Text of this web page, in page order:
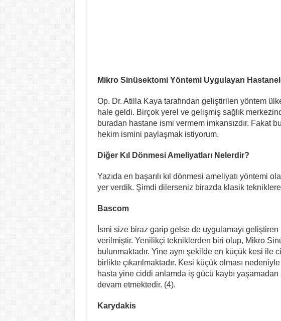
Mikro Sinüsektomi Yöntemi Uygulayan
Op. Dr. Atilla Kaya tarafından geliştirilen yöntem
hale geldi. Birçok yerel ve gelişmiş sağlık
buradan hastane ismi vermem imkansızdır. Fakat
hekim ismini paylaşmak istiyorum.
Diğer Kıl Dönmesi Ameliyatları Nelerdir?
Yazıda en başarılı kıl dönmesi ameliyatı yöntemi
yer verdik. Şimdi dilerseniz birazda klasik tekniklere
Bascom
İsmi size biraz garip gelse de uygulamayı
verilmiştir. Yenilikçi tekniklerden biri olup, Mikro
bulunmaktadır. Yine aynı şekilde en küçük kesi ile
birlikte çıkarılmaktadır. Kesi küçük olması
hasta yine ciddi anlamda iş gücü kaybı yaşamadan
devam etmektedir. (4).
Karydakis